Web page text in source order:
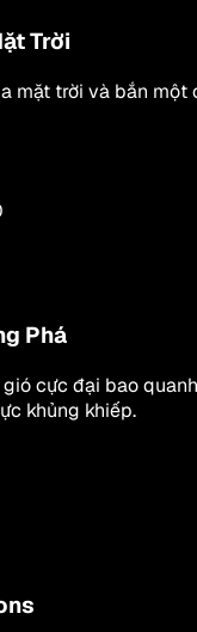
Trời
mặt trời và bắn một
Phá
cực đại bao
khủng khiếp.